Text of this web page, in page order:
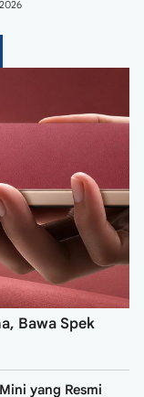
Bawa Spek
yang Resmi